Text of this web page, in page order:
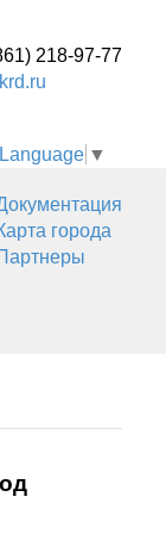
218-97-77
▼
города